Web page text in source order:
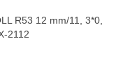
R53 12 mm/11, 3*0,
2112